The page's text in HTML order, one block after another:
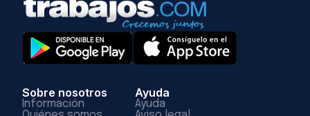
Sobre nosotros
Información
Ayuda
Ayuda